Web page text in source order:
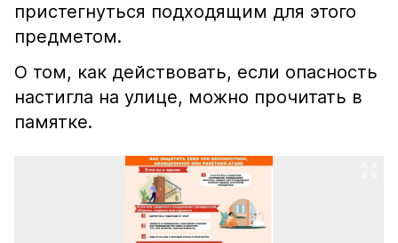
пристегнуться подходящим для этого
предметом.
О том, как действовать, если опасность
настигла на улице, можно прочитать в
памятке.